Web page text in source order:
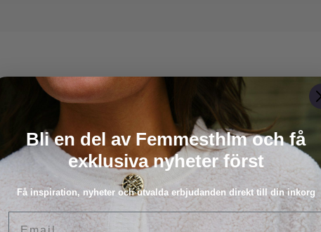
tom.
Bli en del av Femmesthlm och få
exklusiva nyheter först
Få inspiration, nyheter och utvalda erbjudanden direkt till din inkorg
Email